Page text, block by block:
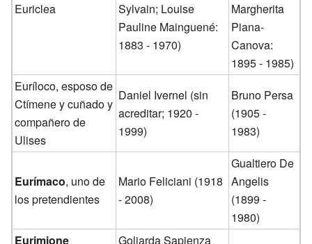
Euriclea
Sylvain; Louise
Pauline Mainguené:
1883 - 1970)
Margherita
Piana-
Canova:
1895 - 1985)
Euríloco, esposo de
Ctímene y cuñado y
compañero de
Ulises
Daniel Ivernel (sin
acreditar; 1920 -
1999)
Bruno Persa
(1905 -
1983)
Eurímaco, uno de
los pretendientes
Mario Feliciani (1918
- 2008)
Gualtiero De
Angelis
(1899 -
1980)
Eurimione
Goliarda Sapienza